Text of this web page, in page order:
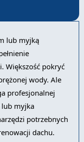
lub myjką
Większość pokryć
wody. Ale
profesjonalnej
lub myjka
potrzebnych
dachu.